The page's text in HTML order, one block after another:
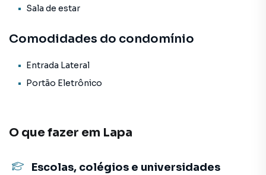
Sala de estar
Comodidades do condomínio
Entrada Lateral
Portão Eletrônico
O que fazer em Lapa
Escolas, colégios e universidades